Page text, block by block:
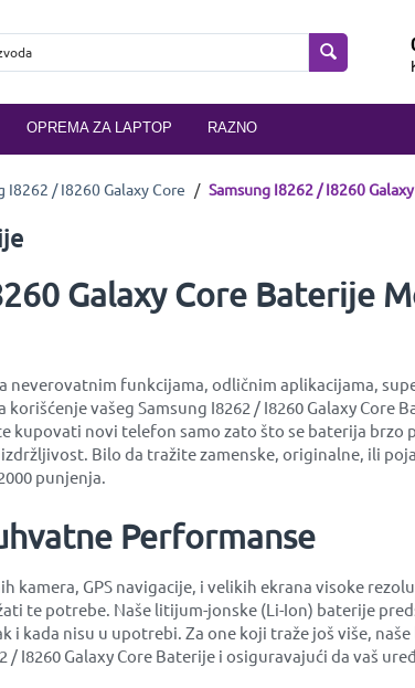
OPREMA ZA LAPTOP RAZNO
I8262 / I8260 Galaxy Core / Samsung I8262 / I8260
Galaxy Core Baterije
neverovatnim funkcijama, odličnim aplikacijama,
vašeg Samsung I8262 / I8260 Galaxy
novi telefon samo zato što se baterija brzo
Bilo da tražite zamenske, originalne, ili
punjenja.
Performanse
GPS navigacije, i velikih ekrana visoke
te potrebe. Naše litijum-jonske (Li-Ion) baterije
kada nisu u upotrebi. Za one koji traže još više,
/ I8260 Galaxy Core Baterije i osiguravajući da vaš